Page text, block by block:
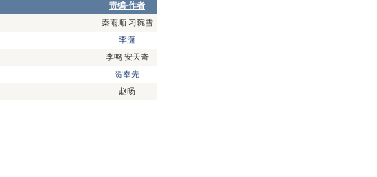
责编·作者
秦雨顺 习琬雪
李潇
李鸣 安天奇
贺奉先
赵旸